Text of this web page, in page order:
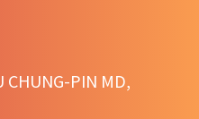
CHUNG-PIN MD,